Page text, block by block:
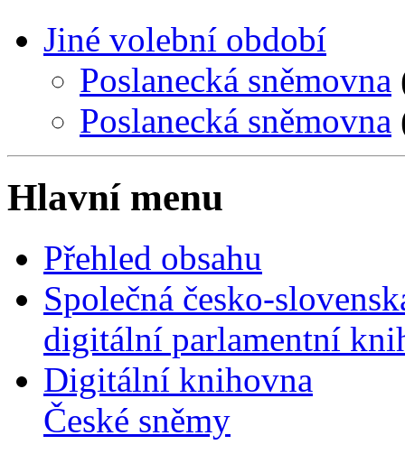
Jiné volební období
Poslanecká sněmovna
Poslanecká sněmovna
Hlavní menu
Přehled obsahu
Společná česko-
digitální parlamentní
Digitální knihovna
České sněmy